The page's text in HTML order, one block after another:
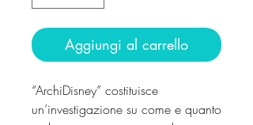
Aggiungi al carrello
“ArchiDisney” costituisce
un’investigazione su come e quanto